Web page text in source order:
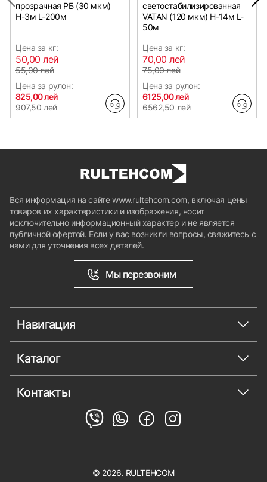
прозрачная РБ (30 мкм)
Н-3м L-200м
Цена за кг:
50,00 лей
55,00 лей
Цена за рулон:
825,00 лей
907,50 лей
светостабилизированная
VATAN (120 мкм) Н-14м L-
50м
Цена за кг:
70,00 лей
75,00 лей
Цена за рулон:
6125,00 лей
6562,50 лей
Вся информация на сайте www.rultehcom.com, включая цены
товаров их характеристики и изображения, носит
исключительно информационный характер и не является
публичной офертой. Если у вас возникли вопросы, свяжитесь с
нами для уточнения всех деталей.
Мы перезвоним
Навигация
Каталог
Контакты
© 2026. RULTEHCOM